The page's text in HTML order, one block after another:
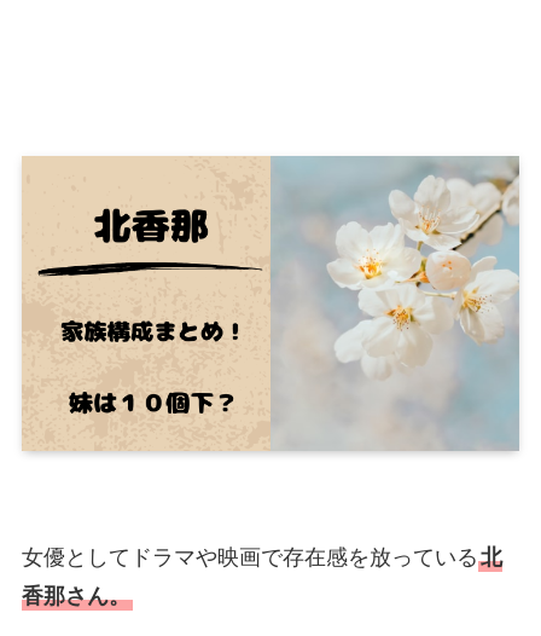
女優としてドラマや映画で存在感を放っている北
香那さん。